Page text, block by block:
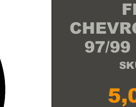
97/99